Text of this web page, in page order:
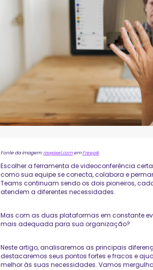
Fonte da imagem:rawpixel.comemFreepik
Escolher a ferramenta de videoconferência
como sua equipe se conecta, colabora e
Teams continuam sendo os dois pioneiros,
atendem a diferentes necessidades.
Mas com as duas plataformas em constante
mais adequada para sua organização?
Neste artigo, analisaremos as principais
destacaremos seus pontos fortes e fracos e
melhor às suas necessidades. Vamos